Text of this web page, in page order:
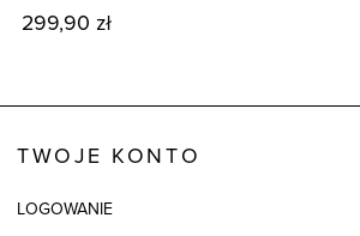
299,90 zł
TWOJE KONTO
LOGOWANIE